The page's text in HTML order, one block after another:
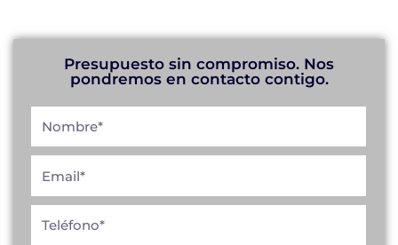
Presupuesto sin compromiso. Nos
pondremos en contacto contigo.